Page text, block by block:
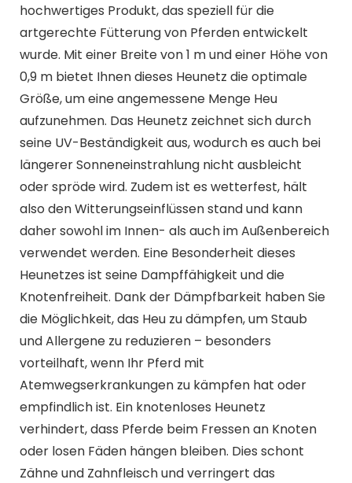
hochwertiges Produkt, das speziell für die
artgerechte Fütterung von Pferden entwickelt
wurde. Mit einer Breite von 1 m und einer Höhe von
0,9 m bietet Ihnen dieses Heunetz die optimale
Größe, um eine angemessene Menge Heu
aufzunehmen. Das Heunetz zeichnet sich durch
seine UV-Beständigkeit aus, wodurch es auch bei
längerer Sonneneinstrahlung nicht ausbleicht
oder spröde wird. Zudem ist es wetterfest, hält
also den Witterungseinflüssen stand und kann
daher sowohl im Innen- als auch im Außenbereich
verwendet werden. Eine Besonderheit dieses
Heunetzes ist seine Dampffähigkeit und die
Knotenfreiheit. Dank der Dämpfbarkeit haben Sie
die Möglichkeit, das Heu zu dämpfen, um Staub
und Allergene zu reduzieren – besonders
vorteilhaft, wenn Ihr Pferd mit
Atemwegserkrankungen zu kämpfen hat oder
empfindlich ist. Ein knotenloses Heunetz
verhindert, dass Pferde beim Fressen an Knoten
oder losen Fäden hängen bleiben. Dies schont
Zähne und Zahnfleisch und verringert das